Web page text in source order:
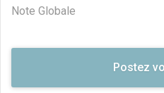
Note Globale